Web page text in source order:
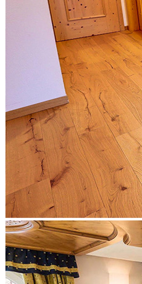
Istruzione
Autoscuole
Corsi di Lingue
Corsi Di Formazione
Istituti Privati
Materiale per Scuole
Scuola Nautica
Campus per Bambini